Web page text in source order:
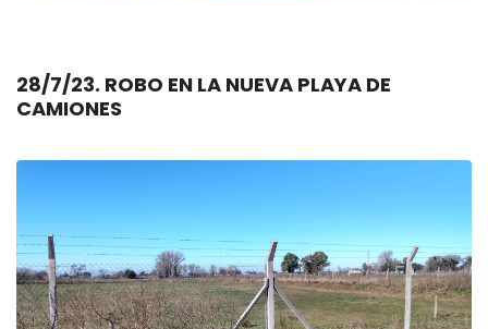
28/7/23. ROBO EN LA NUEVA PLAYA DE
CAMIONES